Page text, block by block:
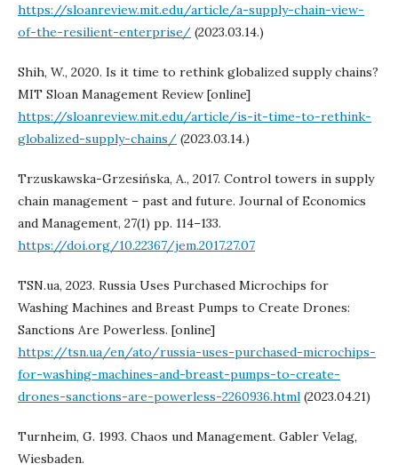
https://sloanreview.mit.edu/article/a-supply-chain-view-
of-the-resilient-enterprise/ (2023.03.14.)
Shih, W., 2020. Is it time to rethink globalized supply chains?
MIT Sloan Management Review [online]
https://sloanreview.mit.edu/article/is-it-time-to-rethink-
globalized-supply-chains/ (2023.03.14.)
Trzuskawska-Grzesińska, A., 2017. Control towers in supply
chain management – past and future. Journal of Economics
and Management, 27(1) pp. 114–133.
https://doi.org/10.22367/jem.2017.27.07
TSN.ua, 2023. Russia Uses Purchased Microchips for
Washing Machines and Breast Pumps to Create Drones:
Sanctions Are Powerless. [online]
https://tsn.ua/en/ato/russia-uses-purchased-microchips-
for-washing-machines-and-breast-pumps-to-create-
drones-sanctions-are-powerless-2260936.html (2023.04.21)
Turnheim, G. 1993. Chaos und Management. Gabler Velag,
Wiesbaden.